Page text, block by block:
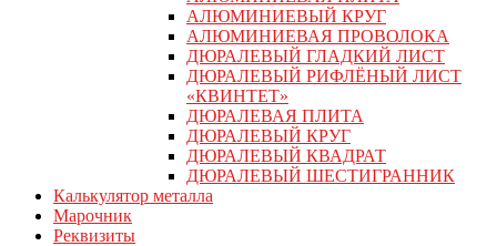
АЛЮМИНИЕВЫЙ КРУГ
АЛЮМИНИЕВАЯ ПРОВОЛОКА
ДЮРАЛЕВЫЙ ГЛАДКИЙ ЛИСТ
ДЮРАЛЕВЫЙ РИФЛЁНЫЙ ЛИСТ
«КВИНТЕТ»
ДЮРАЛЕВАЯ ПЛИТА
ДЮРАЛЕВЫЙ КРУГ
ДЮРАЛЕВЫЙ КВАДРАТ
ДЮРАЛЕВЫЙ ШЕСТИГРАННИК
Калькулятор металла
Марочник
Реквизиты